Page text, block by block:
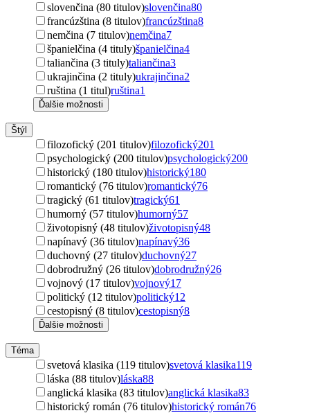
slovenčina (80 titulov)slovenčina80
francúzština (8 titulov)francúzština8
nemčina (7 titulov)nemčina7
španielčina (4 tituly)španielčina4
taliančina (3 tituly)taliančina3
ukrajinčina (2 tituly)ukrajinčina2
ruština (1 titul)ruština1
Ďalšie možnosti
Štýl
filozofický (201 titulov)filozofický201
psychologický (200 titulov)psychologický200
historický (180 titulov)historický180
romantický (76 titulov)romantický76
tragický (61 titulov)tragický61
humorný (57 titulov)humorný57
životopisný (48 titulov)životopisný48
napínavý (36 titulov)napínavý36
duchovný (27 titulov)duchovný27
dobrodružný (26 titulov)dobrodružný26
vojnový (17 titulov)vojnový17
politický (12 titulov)politický12
cestopisný (8 titulov)cestopisný8
Ďalšie možnosti
Téma
svetová klasika (119 titulov)svetová klasika119
láska (88 titulov)láska88
anglická klasika (83 titulov)anglická klasika83
historický román (76 titulov)historický román76